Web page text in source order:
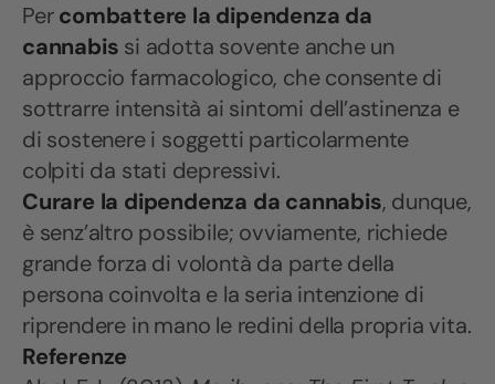
Percombattere la dipendenza da
cannabis si adotta sovente anche un
approccio farmacologico, che consente di
sottrarre intensità ai sintomi dell’astinenza e
di sostenere i soggetti particolarmente
colpiti da stati depressivi.
Curare la dipendenza da cannabis, dunque,
è senz’altro possibile; ovviamente, richiede
grande forza di volontà da parte della
persona coinvolta e la seria intenzione di
riprendere in mano le redini della propria vita.
Referenze